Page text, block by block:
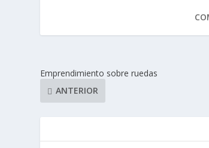
Emprendimiento sobre ruedas
ANTERIOR